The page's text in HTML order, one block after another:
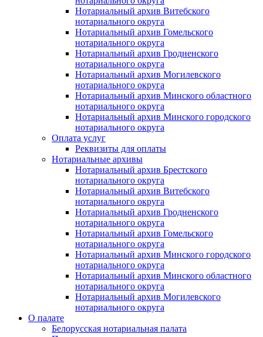
Нотариальный архив Витебского
нотариального округа
Нотариальный архив Гомельского
нотариального округа
Нотариальный архив Гродненского
нотариального округа
Нотариальный архив Могилевского
нотариального округа
Нотариальный архив Минского областного
нотариального округа
Нотариальный архив Минского городского
нотариального округа
Оплата услуг
Реквизиты для оплаты
Нотариальные архивы
Нотариальный архив Брестского
нотариального округа
Нотариальный архив Витебского
нотариального округа
Нотариальный архив Гродненского
нотариального округа
Нотариальный архив Гомельского
нотариального округа
Нотариальный архив Минского городского
нотариального округа
Нотариальный архив Минского областного
нотариального округа
Нотариальный архив Могилевского
нотариального округа
О палате
Белорусская нотариальная палата